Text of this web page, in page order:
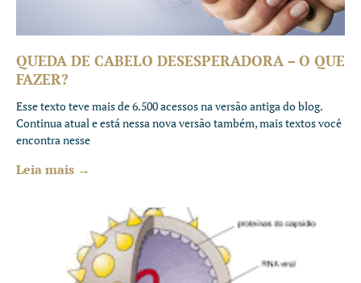
QUEDA DE CABELO DESESPERADORA – O QUE
FAZER?
Esse texto teve mais de 6.500 acessos na versão antiga do blog.
Continua atual e está nessa nova versão também, mais textos você
encontra nesse
Leia mais →